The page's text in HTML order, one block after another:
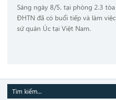
Sáng ngày 8/5, tại phòng 2.3
ĐHTN đã có buổi tiếp và làm
sứ quán Úc tại Việt Nam.